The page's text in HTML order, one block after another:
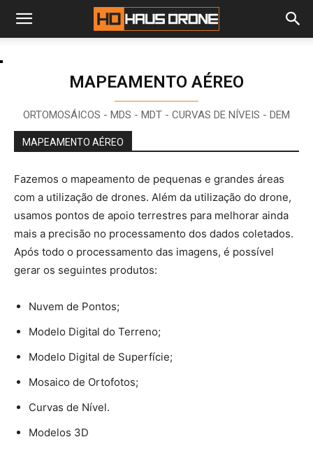
MAPEAMENTO AÉREO
ORTOMOSÁICOS - MDS - MDT - CURVAS DE NÍVEIS - DEM
MAPEAMENTO AÉREO
Fazemos o mapeamento de pequenas e grandes áreas
com a utilização de drones. Além da utilização do drone,
usamos pontos de apoio terrestres para melhorar ainda
mais a precisão no processamento dos dados coletados.
Após todo o processamento das imagens, é possível
gerar os seguintes produtos:
Nuvem de Pontos;
Modelo Digital do Terreno;
Modelo Digital de Superfície;
Mosaico de Ortofotos;
Curvas de Nível.
Modelos 3D